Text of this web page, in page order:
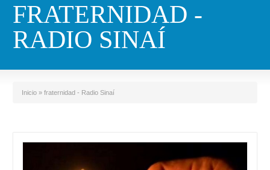
FRATERNIDAD -
RADIO SINAÍ
Inicio » fraternidad - Radio Sinaí